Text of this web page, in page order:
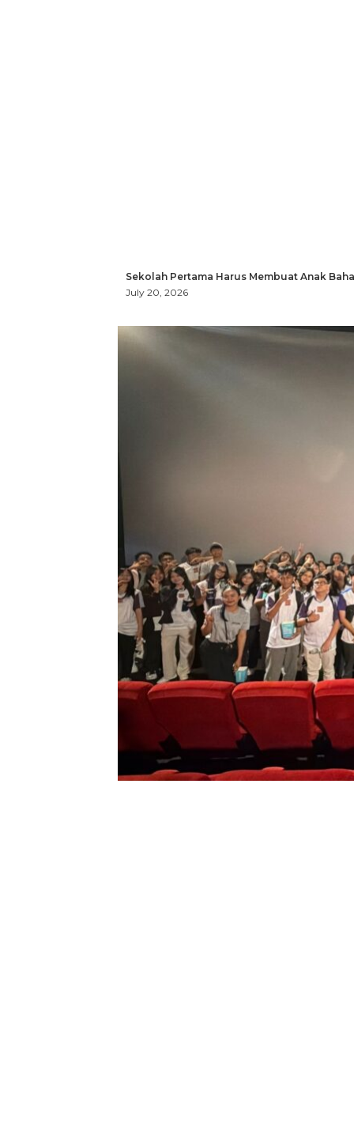
Sekolah Pertama Harus Membuat Anak
July 20, 2026